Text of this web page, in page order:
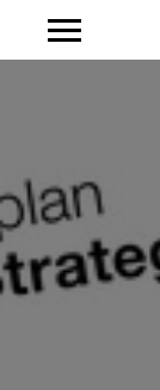
Argentinien
Australien
Belgien